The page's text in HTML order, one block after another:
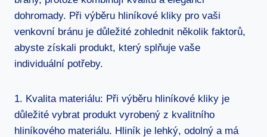
dohromady.⁣ Při ⁤výběru hliníkové kliky ​pro vaši
venkovní bránu je důležité⁤ zohlednit několik faktorů,
abyste získali produkt, který splňuje vaše
individuální potřeby.
1. Kvalita materiálu: Při⁢ výběru hliníkové kliky⁤ je
důležité vybrat produkt vyrobený⁣ z kvalitního
hliníkového materiálu.⁢ Hliník je lehký, odolný a má